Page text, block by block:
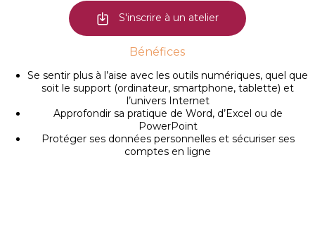
S'inscrire à un atelier
Bénéfices
Se sentir plus à l’aise avec les outils numériques, quel que
soit le support (ordinateur, smartphone, tablette) et
l’univers Internet
Approfondir sa pratique de Word, d’Excel ou de
PowerPoint
Protéger ses données personnelles et sécuriser ses
comptes en ligne